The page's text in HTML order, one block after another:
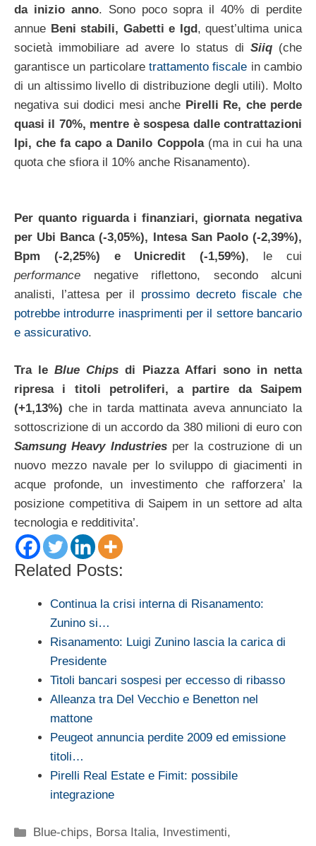
da inizio anno. Sono poco sopra il 40% di perdite
annue Beni stabili, Gabetti e Igd, quest’ultima unica
società immobiliare ad avere lo status di Siiq (che
garantisce un particolare trattamento fiscale in cambio
di un altissimo livello di distribuzione degli utili). Molto
negativa sui dodici mesi anche Pirelli Re, che perde
quasi il 70%, mentre è sospesa dalle contrattazioni
Ipi, che fa capo a Danilo Coppola(ma in cui ha una
quota che sfiora il 10% anche Risanamento).
Per quanto riguarda i finanziari, giornata negativa
per Ubi Banca (-3,05%), Intesa San Paolo (-2,39%),
Bpm (-2,25%) e Unicredit (-1,59%), le cui
performance negative riflettono, secondo alcuni
analisti, l’attesa per il prossimo decreto fiscale che
potrebbe introdurre inasprimenti per il settore bancario
e assicurativo.
Tra le Blue Chips di Piazza Affari sono in netta
ripresa i titoli petroliferi, a partire da Saipem
(+1,13%) che in tarda mattinata aveva annunciato la
sottoscrizione di un accordo da 380 milioni di euro con
Samsung Heavy Industriesper la costruzione di un
nuovo mezzo navale per lo sviluppo di giacimenti in
acque profonde, un investimento che rafforzera’ la
posizione competitiva di Saipem in un settore ad alta
tecnologia e redditivita’.
Related Posts:
Continua la crisi interna di Risanamento:
Zunino si…
Risanamento: Luigi Zunino lascia la carica di
Presidente
Titoli bancari sospesi per eccesso di ribasso
Alleanza tra Del Vecchio e Benetton nel
mattone
Peugeot annuncia perdite 2009 ed emissione
titoli…
Pirelli Real Estate e Fimit: possibile
integrazione
Categorie
Blue-chips, Borsa Italia, Investimenti,